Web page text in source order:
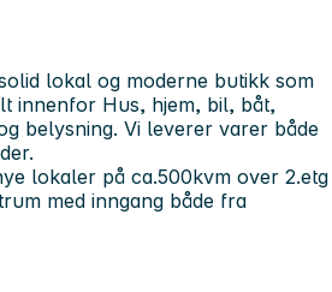
lokal og moderne butikk som
innenfor Hus, hjem, bil, båt,
belysning. Vi leverer varer både
lokaler på ca.500kvm over 2.etg
med inngang både fra